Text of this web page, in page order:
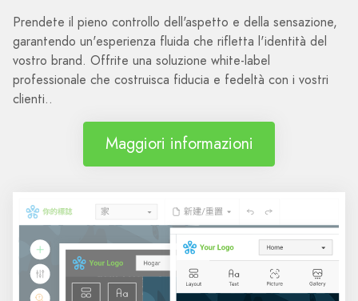
Prendete il pieno controllo dell'aspetto e della sensazione,
garantendo un'esperienza fluida che rifletta l'identità del
vostro brand. Offrite una soluzione white-label
professionale che costruisca fiducia e fedeltà con i vostri
clienti..
Maggiori informazioni